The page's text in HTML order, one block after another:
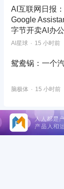
AI互联网日报
Google
字节开卖AI办
AI星球 15 小时前
鸳鸯锅：一个
脑极体 15 小时前